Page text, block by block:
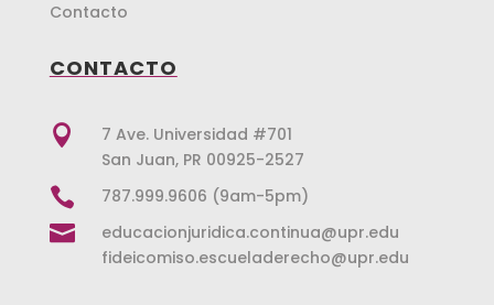
Contacto
CONTACTO

7 Ave. Universidad #701
San Juan, PR 00925-2527
 787.999.9606 (9am-5pm)

educacionjuridica.continua@upr.edu
fideicomiso.escueladerecho@upr.edu